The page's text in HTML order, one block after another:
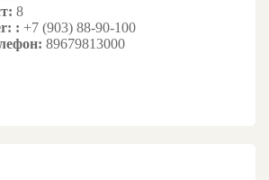
8
: +7 (903) 88-90-100
89679813000